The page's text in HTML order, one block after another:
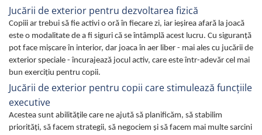
Jucării de exterior pentru dezvoltarea fizică
Copiii ar trebui să fie activi o oră în fiecare zi, iar ieșirea afară la joacă
este o modalitate de a fi siguri că se întâmplă acest lucru. Cu siguranță
pot face mișcare în interior, dar joaca în aer liber - mai ales cu jucării de
exterior speciale - încurajează jocul activ, care este într-adevăr cel mai
bun exercițiu pentru copii.
Jucării de exterior pentru copii care stimulează funcţiile
executive
Acestea sunt abilitățile care ne ajută să planificăm, să stabilim
priorități, să facem strategii, să negociem și să facem mai multe sarcini